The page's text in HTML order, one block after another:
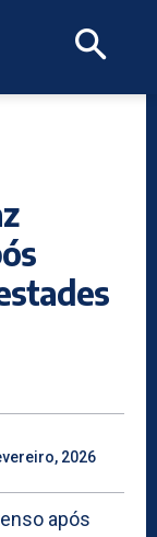
2026
após